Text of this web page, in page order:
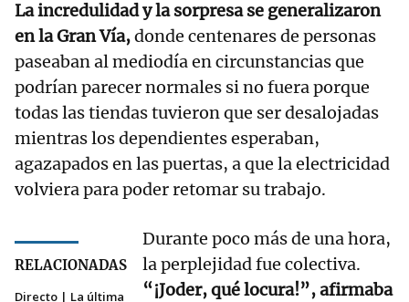
La incredulidad y la sorpresa se generalizaron
en la Gran Vía,donde centenares de personas
paseaban al mediodía en circunstancias que
podrían parecer normales si no fuera porque
todas las tiendas tuvieron que ser desalojadas
mientras los dependientes esperaban,
agazapados en las puertas, a que la electricidad
volviera para poder retomar su trabajo.
RELACIONADAS
Directo | La última
Durante poco más de una hora,
la perplejidad fue colectiva.
“¡Joder, qué locura!”, afirmaba